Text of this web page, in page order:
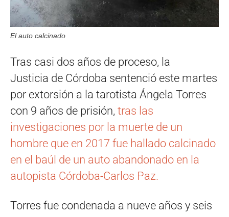
El auto calcinado
Tras casi dos años de proceso, la
Justicia de Córdoba sentenció este martes
por extorsión a la tarotista Ángela Torres
con 9 años de prisión, tras las
investigaciones por la muerte de un
hombre que en 2017 fue hallado calcinado
en el baúl de un auto abandonado en la
autopista Córdoba-Carlos Paz.
Torres fue condenada a nueve años y seis